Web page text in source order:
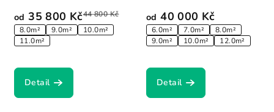
od 35 800 Kč44 800 Kč
8.0m² 9.0m²
10.0m²
11.0m²
Detail
od 40 000 Kč
6.0m² 7.0m²
8.0m²
9.0m²
10.0m² 12.0m²
Detail